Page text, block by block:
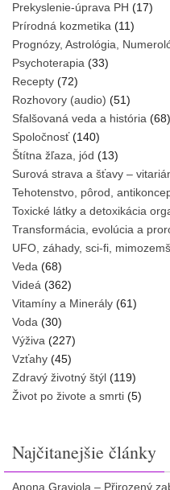
Prekyslenie-úprava PH (17)
Prírodná kozmetika (11)
Prognózy, Astrológia,
Psychoterapia (33)
Recepty (72)
Rozhovory (audio) (51)
Sfalšovaná veda a história (68)
Spoločnosť(140)
Štítna žľaza, jód (13)
Surová strava a šťavy –
Tehotenstvo, pôrod,
Toxické látky a detoxikácia
Transformácia, evolúcia a
UFO, záhady, sci-fi,
Veda (68)
Videá (362)
Vitamíny a Minerály (61)
Voda (30)
Výživa (227)
Vzťahy (45)
Zdravý životný štýl (119)
Život po živote a smrti (5)
Najčitanejšie články
Anona Graviola – Přirozený